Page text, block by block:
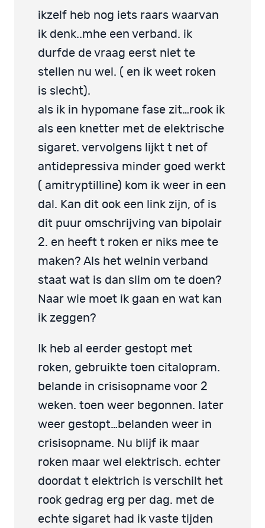
ikzelf heb nog iets raars waarvan
ik denk..mhe een verband. ik
durfde de vraag eerst niet te
stellen nu wel. ( en ik weet roken
is slecht).
als ik in hypomane fase zit…rook ik
als een knetter met de elektrische
sigaret. vervolgens lijkt t net of
antidepressiva minder goed werkt
( amitryptilline) kom ik weer in een
dal. Kan dit ook een link zijn, of is
dit puur omschrijving van bipolair
2. en heeft t roken er niks mee te
maken? Als het welnin verband
staat wat is dan slim om te doen?
Naar wie moet ik gaan en wat kan
ik zeggen?
Ik heb al eerder gestopt met
roken, gebruikte toen citalopram.
belande in crisisopname voor 2
weken. toen weer begonnen. later
weer gestopt…belanden weer in
crisisopname. Nu blijf ik maar
roken maar wel elektrisch. echter
doordat t elektrich is verschilt het
rook gedrag erg per dag. met de
echte sigaret had ik vaste tijden